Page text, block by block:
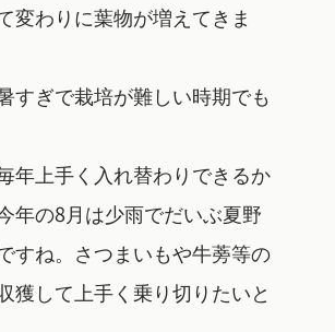
変わりに葉物が増えてきま
すぎで栽培が難しい時期でも
年上手く入れ替わりできるか
年の8月は少雨でだいぶ夏野
すね。さつまいもや牛蒡等の
獲して上手く乗り切りたいと